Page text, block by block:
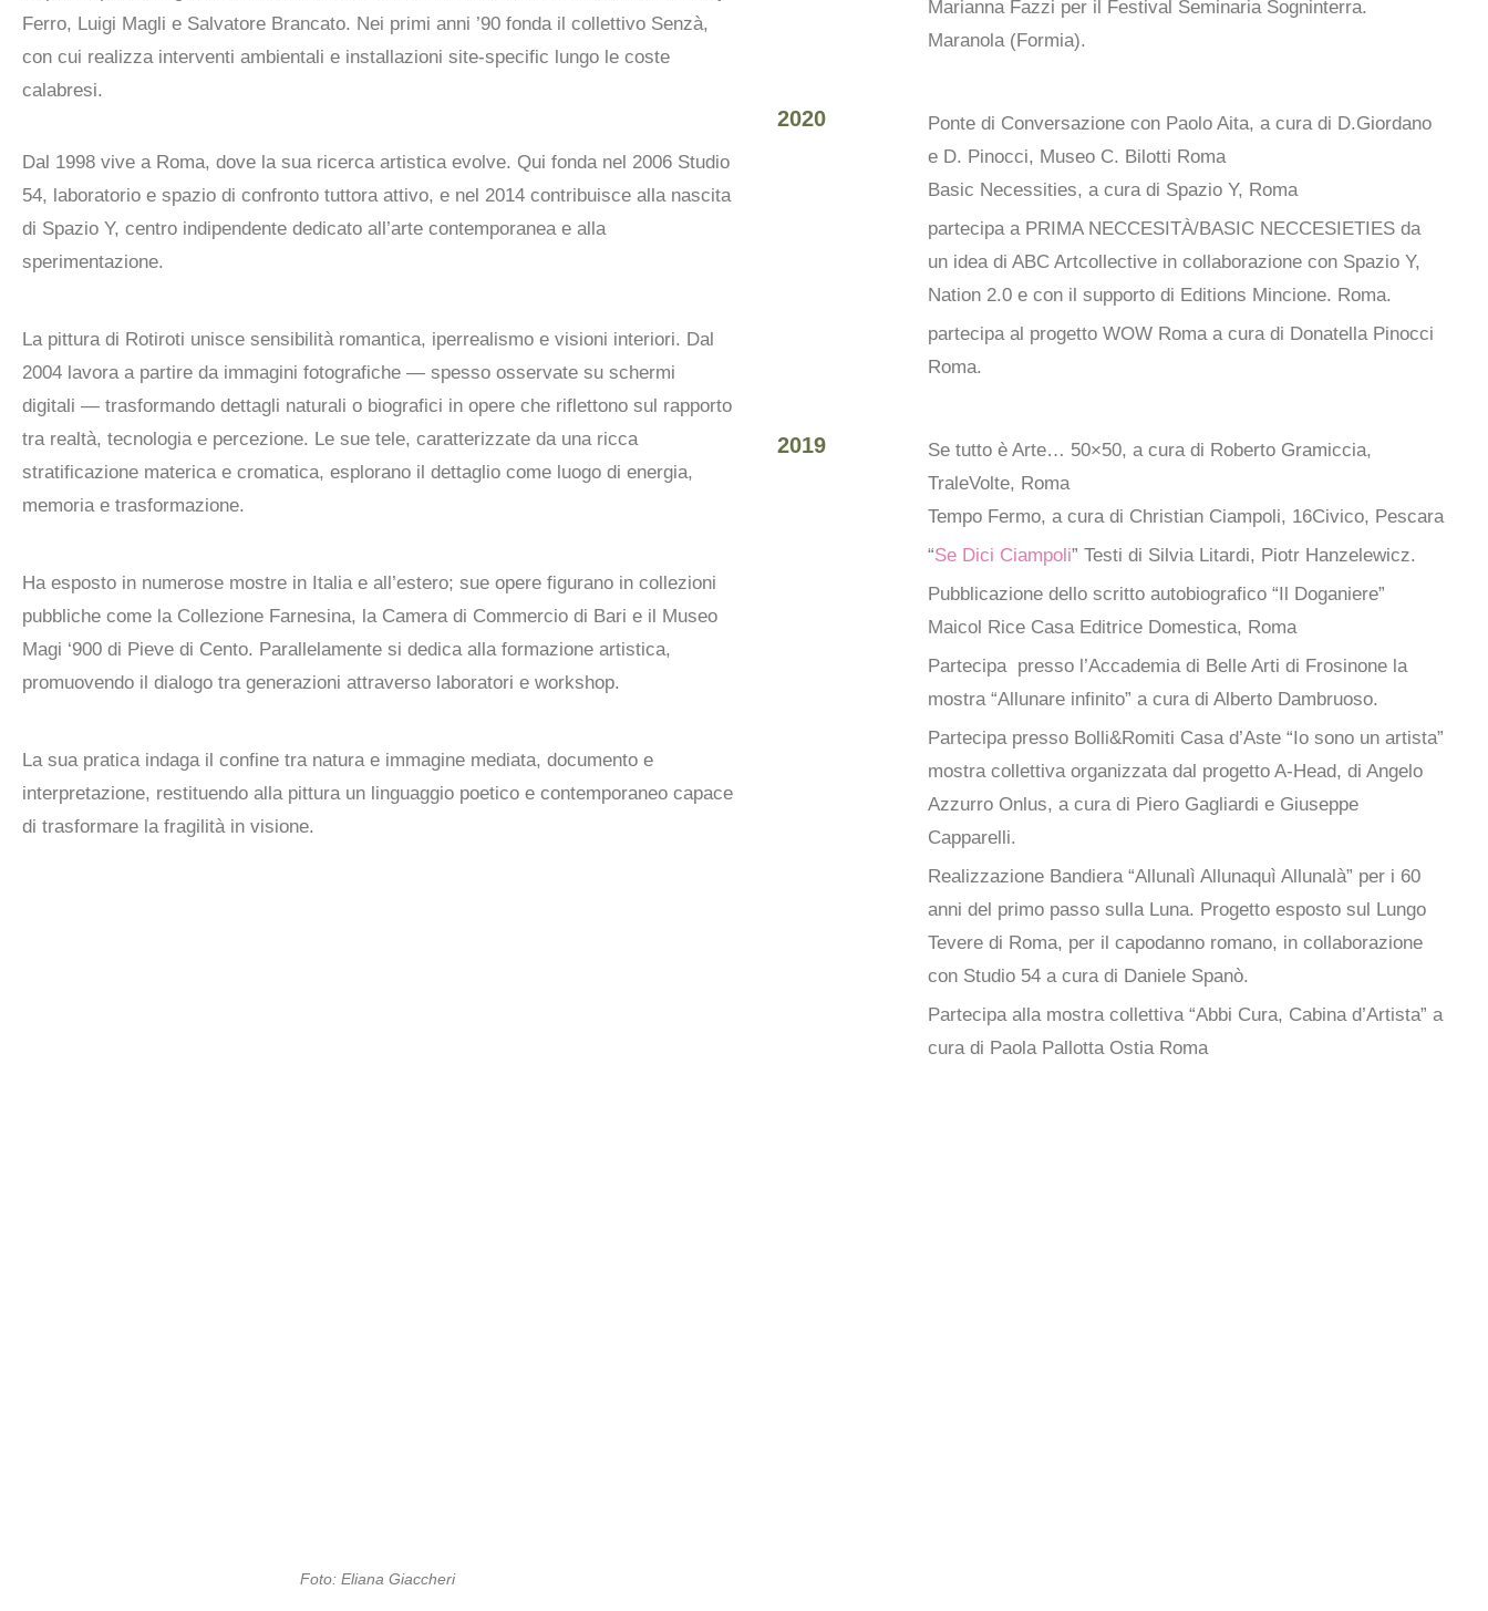
Ferro, Luigi Magli e Salvatore Brancato. Nei primi anni ’90 fonda il collettivo Senzà,
con cui realizza interventi ambientali e installazioni site-specific lungo le coste
calabresi.
Dal 1998 vive a Roma, dove la sua ricerca artistica evolve. Qui fonda nel 2006 Studio
54, laboratorio e spazio di confronto tuttora attivo, e nel 2014 contribuisce alla nascita
di Spazio Y, centro indipendente dedicato all’arte contemporanea e alla
sperimentazione.
La pittura di Rotiroti unisce sensibilità romantica, iperrealismo e visioni interiori. Dal
2004 lavora a partire da immagini fotografiche — spesso osservate su schermi
digitali — trasformando dettagli naturali o biografici in opere che riflettono sul rapporto
tra realtà, tecnologia e percezione. Le sue tele, caratterizzate da una ricca
stratificazione materica e cromatica, esplorano il dettaglio come luogo di energia,
memoria e trasformazione.
Ha esposto in numerose mostre in Italia e all’estero; sue opere figurano in collezioni
pubbliche come la Collezione Farnesina, la Camera di Commercio di Bari e il Museo
Magi ‘900 di Pieve di Cento. Parallelamente si dedica alla formazione artistica,
promuovendo il dialogo tra generazioni attraverso laboratori e workshop.
La sua pratica indaga il confine tra natura e immagine mediata, documento e
interpretazione, restituendo alla pittura un linguaggio poetico e contemporaneo capace
di trasformare la fragilità in visione.
Foto: Eliana Giaccheri
Marianna Fazzi per il Festival Seminaria Sogninterra.
Maranola (Formia).
2020
Ponte di Conversazione con Paolo Aita, a cura di D.Giordano
e D. Pinocci, Museo C. Bilotti Roma
Basic Necessities, a cura di Spazio Y, Roma
partecipa a PRIMA NECCESITÀ/BASIC NECCESIETIES da
un idea di ABC Artcollective in collaborazione con Spazio Y,
Nation 2.0 e con il supporto di Editions Mincione. Roma.
partecipa al progetto WOW Roma a cura di Donatella Pinocci
Roma.
2019
Se tutto è Arte… 50×50, a cura di Roberto Gramiccia,
TraleVolte, Roma
Tempo Fermo, a cura di Christian Ciampoli, 16Civico, Pescara
“Se Dici Ciampoli” Testi di Silvia Litardi, Piotr Hanzelewicz.
Pubblicazione dello scritto autobiografico “Il Doganiere”
Maicol Rice Casa Editrice Domestica, Roma
Partecipa presso l’Accademia di Belle Arti di Frosinone la
mostra “Allunare infinito” a cura di Alberto Dambruoso.
Partecipa presso Bolli&Romiti Casa d’Aste “Io sono un artista”
mostra collettiva organizzata dal progetto A-Head, di Angelo
Azzurro Onlus, a cura di Piero Gagliardi e Giuseppe
Capparelli.
Realizzazione Bandiera “Allunalì Allunaquì Allunalà” per i 60
anni del primo passo sulla Luna. Progetto esposto sul Lungo
Tevere di Roma, per il capodanno romano, in collaborazione
con Studio 54 a cura di Daniele Spanò.
Partecipa alla mostra collettiva “Abbi Cura, Cabina d’Artista” a
cura di Paola Pallotta Ostia Roma